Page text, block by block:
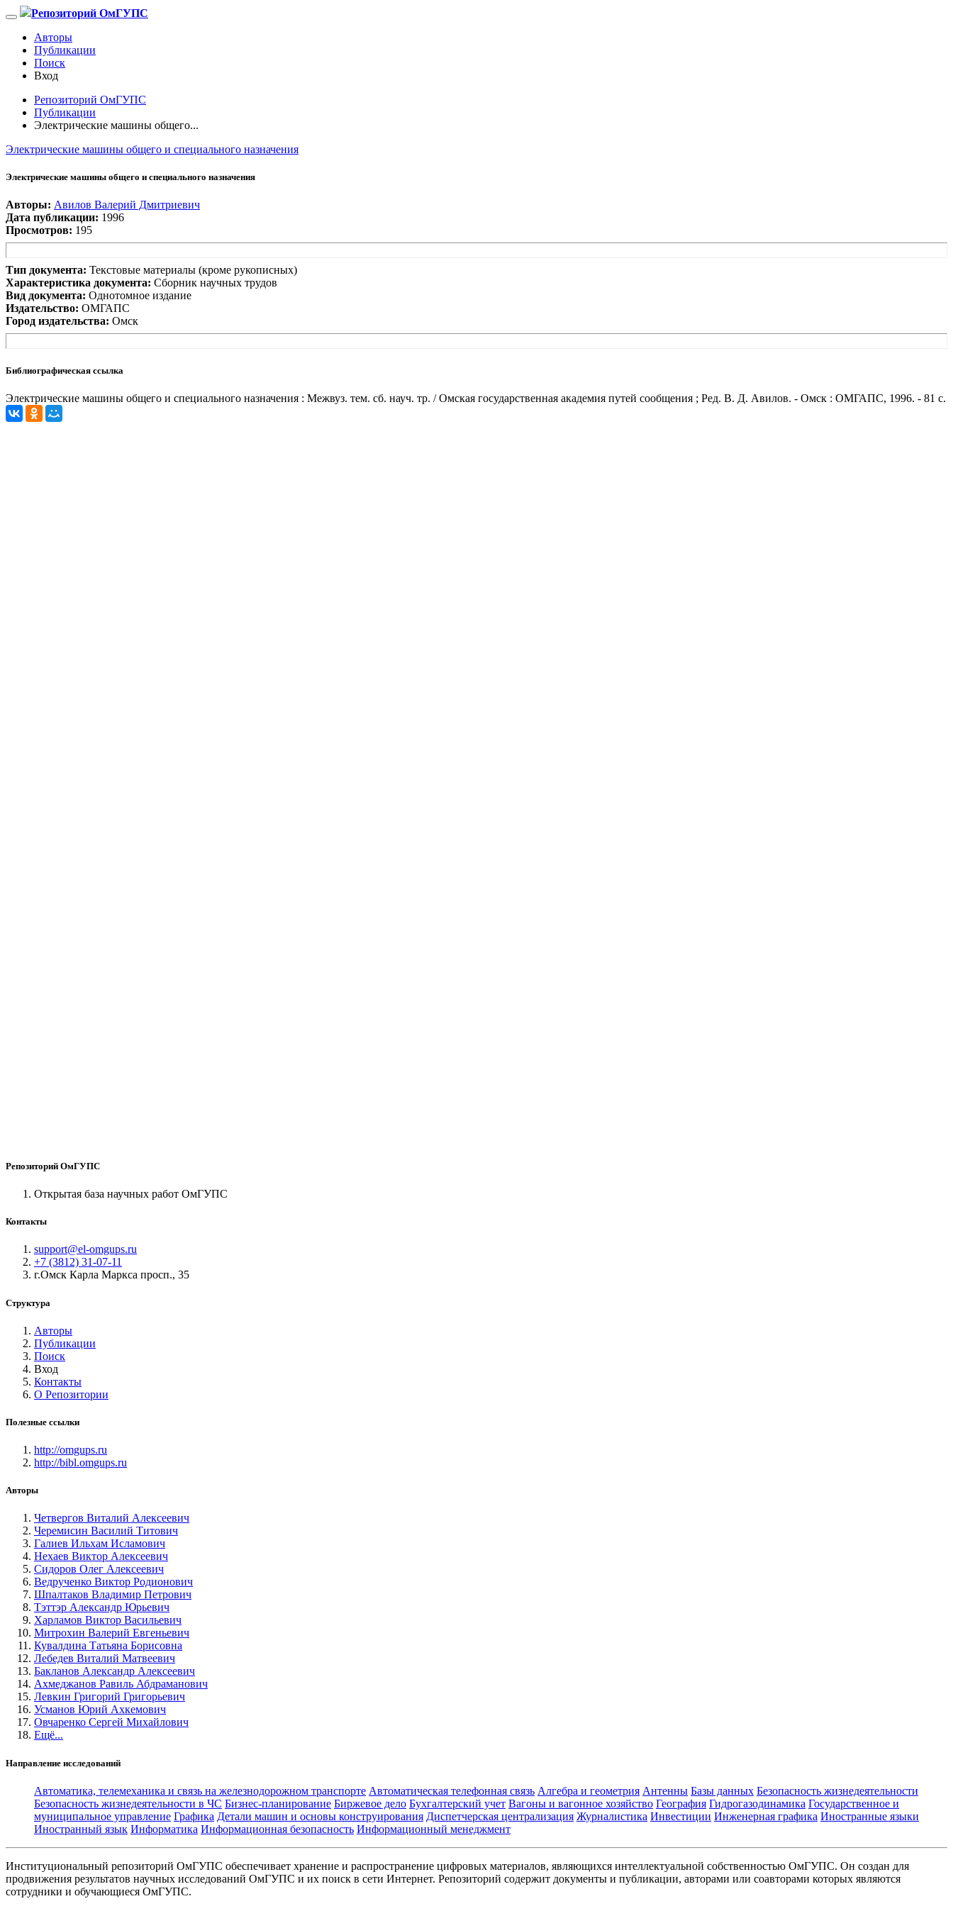
Репозиторий ОмГУПС
Авторы
Публикации
Поиск
Вход
Репозиторий ОмГУПС
Публикации
Электрические машины общего...
Электрические машины общего и специального назначения
Электрические машины общего и специального назначения
Авторы: Авилов Валерий Дмитриевич
Дата публикации: 1996
Просмотров: 195
Тип документа: Текстовые материалы (кроме рукописных)
Характеристика документа: Сборник научных трудов
Вид документа: Однотомное издание
Издательство: ОМГАПС
Город издательства: Омск
Библиографическая ссылка
Электрические машины общего и специального назначения : Межвуз. тем. сб. науч. тр. / Омская государственная академия путей сообщения ; Ред. В. Д. Авилов. - Омск : ОМГАПС, 1996. - 81 с.
Репозиторий ОмГУПС
Открытая база научных работ ОмГУПС
Контакты
support@el-omgups.ru
+7 (3812) 31-07-11
г.Омск Карла Маркса просп., 35
Структура
Авторы
Публикации
Поиск
Вход
Контакты
О Репозитории
Полезные ссылки
http://omgups.ru
http://bibl.omgups.ru
Авторы
Четвергов Виталий Алексеевич
Черемисин Василий Титович
Галиев Ильхам Исламович
Нехаев Виктор Алексеевич
Сидоров Олег Алексеевич
Ведрученко Виктор Родионович
Шпалтаков Владимир Петрович
Тэттэр Александр Юрьевич
Харламов Виктор Васильевич
Митрохин Валерий Евгеньевич
Кувалдина Татьяна Борисовна
Лебедев Виталий Матвеевич
Бакланов Александр Алексеевич
Ахмеджанов Равиль Абдраманович
Левкин Григорий Григорьевич
Усманов Юрий Ахкемович
Овчаренко Сергей Михайлович
Ещё...
Направление исследований
Автоматика, телемеханика и связь на железнодорожном транспорте Автоматическая телефонная связь Алгебра и геометрия Антенны Базы данных Безопасность жизнедеятельности
Безопасность жизнедеятельности в ЧС Бизнес-планирование Биржевое дело Бухгалтерский учет Вагоны и вагонное хозяйство География Гидрогазодинамика Государственное и
муниципальное управление Графика Детали машин и основы конструирования Диспетчерская централизация Журналистика Инвестиции Инженерная графика Иностранные языки
Иностранный язык Информатика Информационная безопасность Информационный менеджмент
Институциональный репозиторий ОмГУПС обеспечивает хранение и распространение цифровых материалов, являющихся интеллектуальной собственностью ОмГУПС. Он создан для
продвижения результатов научных исследований ОмГУПС и их поиск в сети Интернет. Репозиторий содержит документы и публикации, авторами или соавторами которых являются
сотрудники и обучающиеся ОмГУПС.